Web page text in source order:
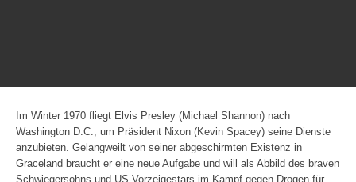
Im Winter 1970 fliegt Elvis Presley (Michael Shannon) nach
Washington D.C., um Präsident Nixon (Kevin Spacey) seine Dienste
anzubieten. Gelangweilt von seiner abgeschirmten Existenz in
Graceland braucht er eine neue Aufgabe und will als Abbild des braven
Schwiegersohns und US-Vorzeigestars im Kampf gegen Drogen für